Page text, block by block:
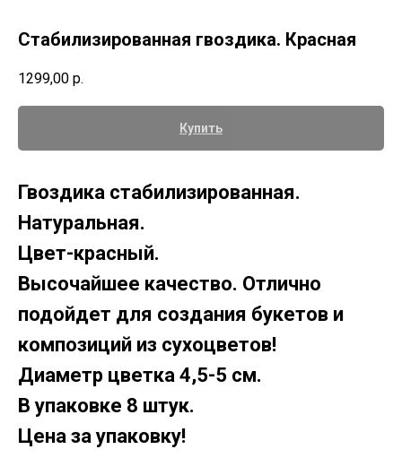
Стабилизированная гвоздика. Красная
1299,00 р.
Купить
Гвоздика стабилизированная.
Натуральная.
Цвет-красный.
Высочайшее качество. Отлично
подойдет для создания букетов и
композиций из сухоцветов!
Диаметр цветка 4,5-5 см.
В упаковке 8 штук.
Цена за упаковку!